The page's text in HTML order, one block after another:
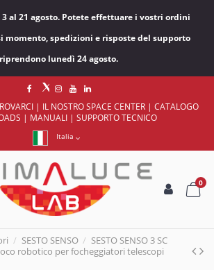
al 21 agosto. Potete effettuare i vostri ordini
momento, spedizioni e risposte del supporto
riprendono lunedì 24 agosto.
| IL NOSTRO SPACE CENTER| CATALOGO
| MANUALI| SUPPORTO TECNICO
Italia
0
SESTO SENSO
SESTO SENSO 3 SC
robotico per focheggiatori telescopi